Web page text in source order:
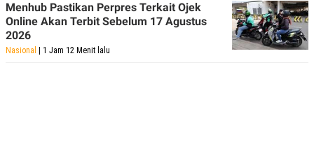
Menhub Pastikan Perpres Terkait Ojek
Online Akan Terbit Sebelum 17 Agustus
2026
Nasional | 1 Jam 12 Menit lalu